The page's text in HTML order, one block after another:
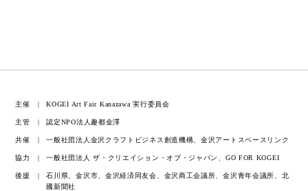
主催 KOGEI Art Fair Kanazawa 実行委員会
主管 認定NPO法人趣都金澤
共催 一般社団法人金沢クラフトビジネス創造機構、金沢アートスペースリンク
協力 一般社団法人 ザ・クリエイション・オブ・ジャパン、GO FOR KOGEI
後援
石川県、金沢市、金沢経済同友会、金沢商工会議所、金沢青年会議所、北
國新聞社